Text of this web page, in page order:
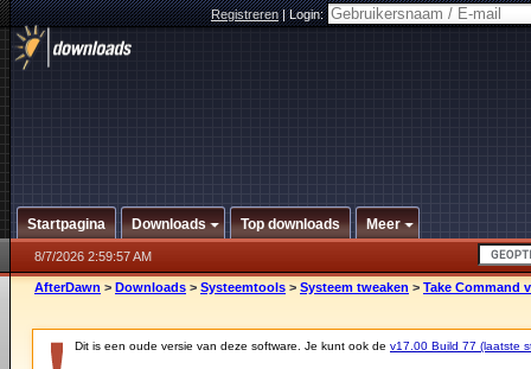
Registreren|Login:
Startpagina Downloads Top downloads Meer
8/7/2026 2:59:57 AM
AfterDawn > Downloads > Systeemtools > Systeem tweaken > Take Command
Dit is een oude versie van deze software. Je kunt ook de v17.00 Build 77 (laatste